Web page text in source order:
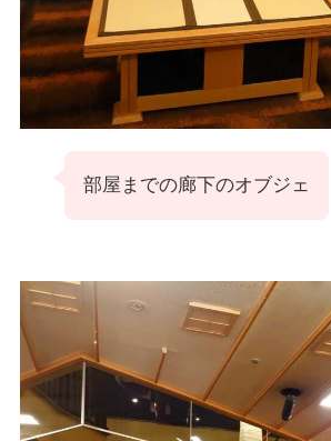
部屋までの廊下のオブジェ